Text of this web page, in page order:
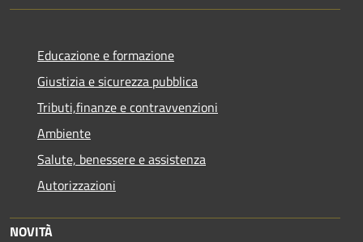
Educazione e formazione
Giustizia e sicurezza pubblica
Tributi,finanze e contravvenzioni
Ambiente
Salute, benessere e assistenza
Autorizzazioni
NOVITÀ